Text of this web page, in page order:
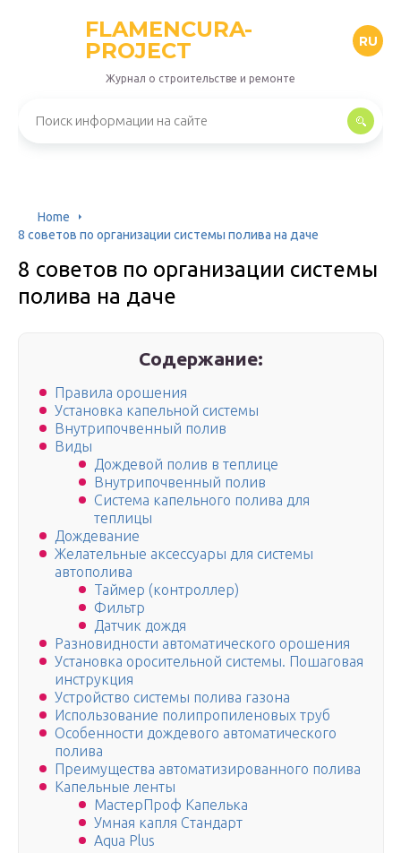
FLAMENCURA-
PROJECT
RU
Журнал о строительстве и ремонте
Home
8 советов по организации системы полива на даче
8 советов по организации системы
полива на даче
Содержание:
Правила орошения
Установка капельной системы
Внутрипочвенный полив
Виды
Дождевой полив в теплице
Внутрипочвенный полив
Система капельного полива для
теплицы
Дождевание
Желательные аксессуары для системы
автополива
Таймер (контроллер)
Фильтр
Датчик дождя
Разновидности автоматического орошения
Установка оросительной системы. Пошаговая
инструкция
Устройство системы полива газона
Использование полипропиленовых труб
Особенности дождевого автоматического
полива
Преимущества автоматизированного полива
Капельные ленты
МастерПроф Капелька
Умная капля Стандарт
Aqua Plus